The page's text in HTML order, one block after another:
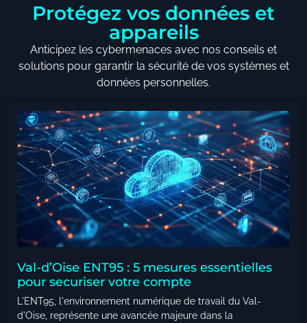
Protégez vos données et
appareils
Anticipez les cybermenaces avec nos conseils et
solutions pour garantir la sécurité de vos systèmes et
données personnelles.
Val-d’Oise ENT95 : 5 mesures essentielles
pour securiser votre compte
L'ENT95, l'environnement numérique de travail du Val-
d'Oise, représente une avancée majeure dans la